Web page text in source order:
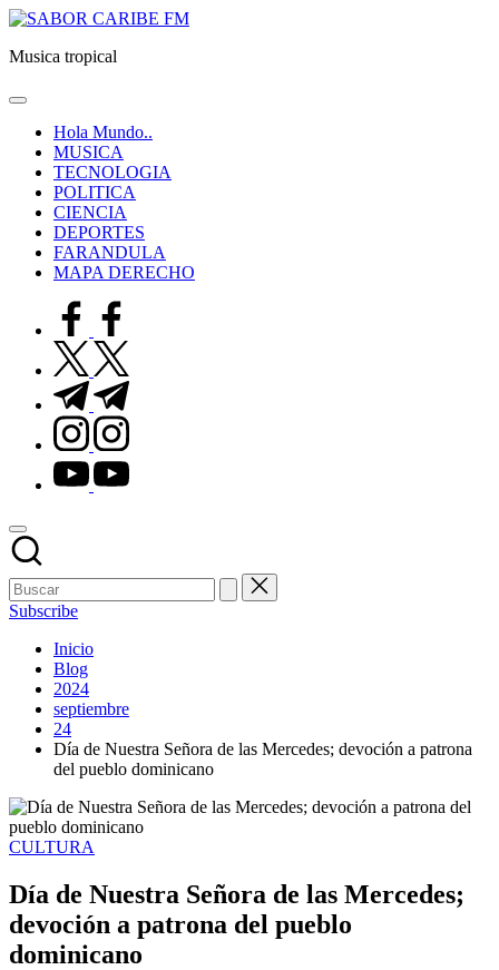
Saltar
contenido
SABOR
Musica tropical
Hola Mundo..
MUSICA
TECNOLOGIA
POLITICA
CIENCIA
DEPORTES
FARANDULA
MAPA DERECHO
facebook.com
twitter.com
t.me
instagram.com
youtube.com
Subscribe
Inicio
Blog
2024
septiembre
24
Día de Nuestra Señora de las Mercedes; devoción a patrona
del pueblo dominicano
Publicado
CULTURA
Día de Nuestra Señora de las Mercedes;
devoción a patrona del pueblo
dominicano